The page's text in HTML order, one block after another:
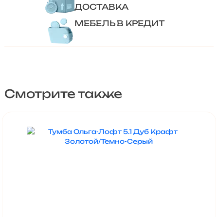
ДОСТАВКА
МЕБЕЛЬ В КРЕДИТ
Смотрите также